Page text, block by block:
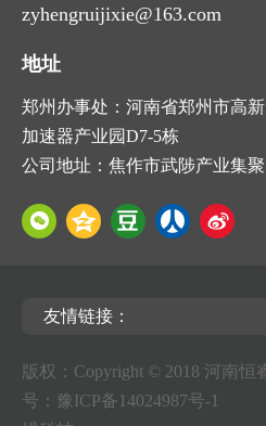
zyhengruijixie@163.com
地址
郑州办事处：河南省郑州市高
加速器产业园D7-5栋
公司地址：焦作市武陟产业集聚
友情链接：
版权：Copyright © 2018 河南
号： 豫ICP备14024987号-1